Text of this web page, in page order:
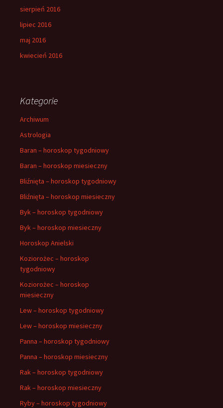
sierpień 2016
lipiec 2016
maj 2016
kwiecień 2016
Kategorie
Archiwum
Astrologia
Baran – horoskop tygodniowy
Baran – horoskop miesieczny
Bliźnięta – horoskop tygodniowy
Bliźnięta – horoskop miesieczny
Byk – horoskop tygodniowy
Byk – horoskop miesieczny
Horoskop Anielski
Koziorożec – horoskop
tygodniowy
Koziorożec – horoskop
miesieczny
Lew – horoskop tygodniowy
Lew – horoskop miesieczny
Panna – horoskop tygodniowy
Panna – horoskop miesieczny
Rak – horoskop tygodniowy
Rak – horoskop miesieczny
Ryby – horoskop tygodniowy